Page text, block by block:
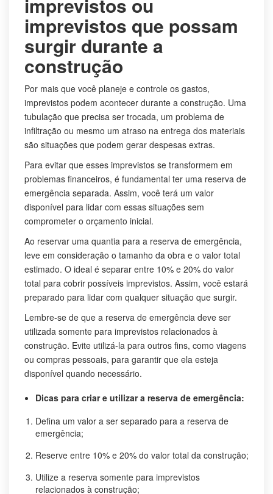
imprevistos que possam
surgir durante a
construção
Por mais que você planeje e controle os gastos,
imprevistos podem acontecer durante a construção. Uma
tubulação que precisa ser trocada, um problema de
infiltração ou mesmo um atraso na entrega dos materiais
são situações que podem gerar despesas extras.
Para evitar que esses imprevistos se transformem em
problemas financeiros, é fundamental ter uma reserva de
emergência separada. Assim, você terá um valor
disponível para lidar com essas situações sem
comprometer o orçamento inicial.
Ao reservar uma quantia para a reserva de emergência,
leve em consideração o tamanho da obra e o valor total
estimado. O ideal é separar entre 10% e 20% do valor
total para cobrir possíveis imprevistos. Assim, você estará
preparado para lidar com qualquer situação que surgir.
Lembre-se de que a reserva de emergência deve ser
utilizada somente para imprevistos relacionados à
construção. Evite utilizá-la para outros fins, como viagens
ou compras pessoais, para garantir que ela esteja
disponível quando necessário.
Dicas para criar e utilizar a reserva de emergência:
Defina um valor a ser separado para a reserva de
emergência;
Reserve entre 10% e 20% do valor total da construção;
Utilize a reserva somente para imprevistos
relacionados à construção;